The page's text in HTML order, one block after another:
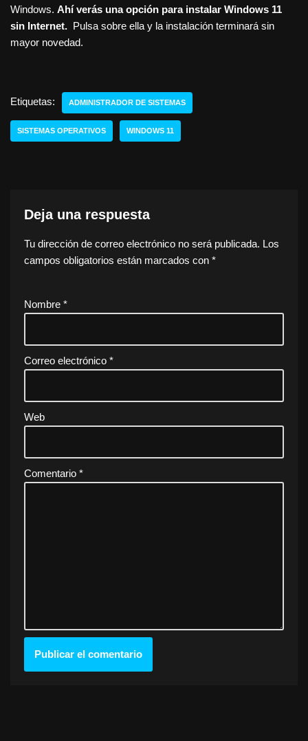
Windows. Ahí verás una opción para instalar Windows 11
sin Internet. Pulsa sobre ella y la instalación terminará sin
mayor novedad.
Etiquetas: ADMINISTRADOR DE SISTEMAS
SISTEMAS OPERATIVOS WINDOWS 11
Deja una respuesta
Tu dirección de correo electrónico no será publicada. Los
campos obligatorios están marcados con *
Nombre *
Correo electrónico *
Web
Comentario *